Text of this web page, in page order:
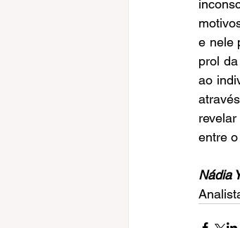
e nele
prol
ao
entre
Nádia